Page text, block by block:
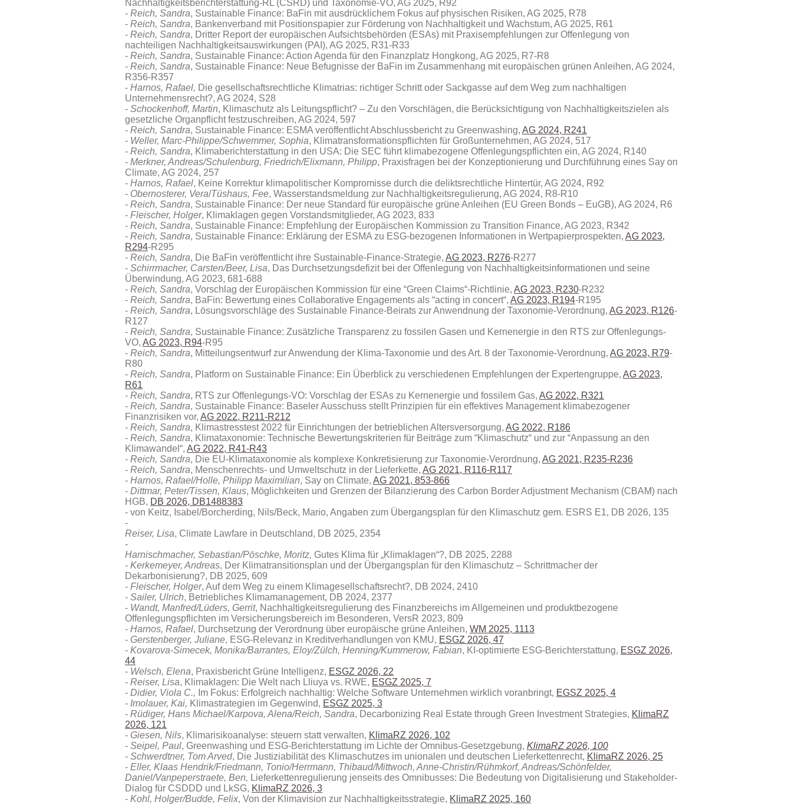
Nachhaltigkeitsberichterstattung-RL (CSRD) und Taxonomie-VO, AG 2025, R92
Reich, Sandra, Sustainable Finance: BaFin mit ausdrücklichem Fokus auf physischen Risiken, AG 2025, R78
Reich, Sandra, Bankenverband mit Positionspapier zur Förderung von Nachhaltigkeit und Wachstum, AG 2025, R61
Reich, Sandra, Dritter Report der europäischen Aufsichtsbehörden (ESAs) mit Praxisempfehlungen zur Offenlegung von
nachteiligen Nachhaltigkeitsauswirkungen (PAI), AG 2025, R31-R33
Reich, Sandra, Sustainable Finance: Action Agenda für den Finanzplatz Hongkong, AG 2025, R7-R8
Reich, Sandra, Sustainable Finance: Neue Befugnisse der BaFin im Zusammenhang mit europäischen grünen Anleihen, AG 2024,
R356-R357
Harnos, Rafael, Die gesellschaftsrechtliche Klimatrias: richtiger Schritt oder Sackgasse auf dem Weg zum nachhaltigen
Unternehmensrecht?, AG 2024, S28
Schockenhoff, Martin, Klimaschutz als Leitungspflicht? – Zu den Vorschlägen, die Berücksichtigung von Nachhaltigkeitszielen als
gesetzliche Organpflicht festzuschreiben, AG 2024, 597
Reich, Sandra, Sustainable Finance: ESMA veröffentlicht Abschlussbericht zu Greenwashing, AG 2024, R241
Weller, Marc-Philippe/Schwemmer, Sophia, Klimatransformationspflichten für Großunternehmen, AG 2024, 517
Reich, Sandra, Klimaberichterstattung in den USA: Die SEC führt klimabezogene Offenlegungspflichten ein, AG 2024, R140
Merkner, Andreas/Schulenburg, Friedrich/Elixmann, Philipp, Praxisfragen bei der Konzeptionierung und Durchführung eines Say on
Climate, AG 2024, 257
Harnos, Rafael, Keine Korrektur klimapolitischer Kompromisse durch die deliktsrechtliche Hintertür, AG 2024, R92
Obernosterer, Vera/Tüshaus, Fee, Wasserstandsmeldung zur Nachhaltigkeitsregulierung, AG 2024, R8-R10
Reich, Sandra, Sustainable Finance: Der neue Standard für europäische grüne Anleihen (EU Green Bonds – EuGB), AG 2024, R6
Fleischer, Holger, Klimaklagen gegen Vorstandsmitglieder, AG 2023, 833
Reich, Sandra, Sustainable Finance: Empfehlung der Europäischen Kommission zu Transition Finance, AG 2023, R342
Reich, Sandra, Sustainable Finance: Erklärung der ESMA zu ESG-bezogenen Informationen in Wertpapierprospekten, AG 2023,
R294-R295
Reich, Sandra, Die BaFin veröffentlicht ihre Sustainable-Finance-Strategie, AG 2023, R276-R277
Schirrmacher, Carsten/Beer, Lisa, Das Durchsetzungsdefizit bei der Offenlegung von Nachhaltigkeitsinformationen und seine
Überwindung, AG 2023, 681-688
Reich, Sandra, Vorschlag der Europäischen Kommission für eine “Green Claims“-Richtlinie, AG 2023, R230-R232
Reich, Sandra, BaFin: Bewertung eines Collaborative Engagements als “acting in concert“, AG 2023, R194-R195
Reich, Sandra, Lösungsvorschläge des Sustainable Finance-Beirats zur Anwendnung der Taxonomie-Verordnung, AG 2023, R126-
R127
Reich, Sandra, Sustainable Finance: Zusätzliche Transparenz zu fossilen Gasen und Kernenergie in den RTS zur Offenlegungs-
VO, AG 2023, R94-R95
Reich, Sandra, Mitteilungsentwurf zur Anwendung der Klima-Taxonomie und des Art. 8 der Taxonomie-Verordnung, AG 2023, R79-
R80
Reich, Sandra, Platform on Sustainable Finance: Ein Überblick zu verschiedenen Empfehlungen der Expertengruppe, AG 2023,
R61
Reich, Sandra, RTS zur Offenlegungs-VO: Vorschlag der ESAs zu Kernenergie und fossilem Gas, AG 2022, R321
Reich, Sandra, Sustainable Finance: Baseler Ausschuss stellt Prinzipien für ein effektives Management klimabezogener
Finanzrisiken vor, AG 2022, R211-R212
Reich, Sandra, Klimastresstest 2022 für Einrichtungen der betrieblichen Altersversorgung, AG 2022, R186
Reich, Sandra, Klimataxonomie: Technische Bewertungskriterien für Beiträge zum “Klimaschutz“ und zur “Anpassung an den
Klimawandel“, AG 2022, R41-R43
Reich, Sandra, Die EU-Klimataxonomie als komplexe Konkretisierung zur Taxonomie-Verordnung, AG 2021, R235-R236
Reich, Sandra, Menschenrechts- und Umweltschutz in der Lieferkette, AG 2021, R116-R117
Harnos, Rafael/Holle, Philipp Maximilian, Say on Climate, AG 2021, 853-866
Dittmar, Peter/Tissen, Klaus, Möglichkeiten und Grenzen der Bilanzierung des Carbon Border Adjustment Mechanism (CBAM) nach
HGB, DB 2026, DB1488383
von Keitz, Isabel/Borcherding, Nils/Beck, Mario, Angaben zum Übergangsplan für den Klimaschutz gem. ESRS E1, DB 2026, 135
Reiser, Lisa, Climate Lawfare in Deutschland, DB 2025, 2354
Harnischmacher, Sebastian/Pöschke, Moritz, Gutes Klima für „Klimaklagen“?, DB 2025, 2288
Kerkemeyer, Andreas, Der Klimatransitionsplan und der Übergangsplan für den Klimaschutz – Schrittmacher der
Dekarbonisierung?, DB 2025, 609
Fleischer, Holger, Auf dem Weg zu einem Klimagesellschaftsrecht?, DB 2024, 2410
Sailer, Ulrich, Betriebliches Klimamanagement, DB 2024, 2377
Wandt, Manfred/Lüders, Gerrit, Nachhaltigkeitsregulierung des Finanzbereichs im Allgemeinen und produktbezogene
Offenlegungspflichten im Versicherungsbereich im Besonderen, VersR 2023, 809
Harnos, Rafael, Durchsetzung der Verordnung über europäische grüne Anleihen, WM 2025, 1113
Gerstenberger, Juliane, ESG-Relevanz in Kreditverhandlungen von KMU, ESGZ 2026, 47
Kovarova-Simecek, Monika/Barrantes, Eloy/Zülch, Henning/Kummerow, Fabian, KI-optimierte ESG-Berichterstattung, ESGZ 2026,
44
Welsch, Elena, Praxisbericht Grüne Intelligenz, ESGZ 2026, 22
Reiser, Lisa, Klimaklagen: Die Welt nach Lliuya vs. RWE, ESGZ 2025, 7
Didier, Viola C., Im Fokus: Erfolgreich nachhaltig: Welche Software Unternehmen wirklich voranbringt, EGSZ 2025, 4
Imolauer, Kai, Klimastrategien im Gegenwind, ESGZ 2025, 3
Rüdiger, Hans Michael/Karpova, Alena/Reich, Sandra, Decarbonizing Real Estate through Green Investment Strategies, KlimaRZ
2026, 121
Giesen, Nils, Klimarisikoanalyse: steuern statt verwalten, KlimaRZ 2026, 102
Seipel, Paul, Greenwashing und ESG-Berichterstattung im Lichte der Omnibus-Gesetzgebung, KlimaRZ 2026, 100
Schwerdtner, Tom Arved, Die Justiziabilität des Klimaschutzes im unionalen und deutschen Lieferkettenrecht, KlimaRZ 2026, 25
Eller, Klaas Hendrik/Friedmann, Tonio/Herrmann, Thibaud/Mittwoch, Anne-Christin/Rühmkorf, Andreas/Schönfelder,
Daniel/Vanpeperstraete, Ben, Lieferkettenregulierung jenseits des Omnibusses: Die Bedeutung von Digitalisierung und Stakeholder-
Dialog für CSDDD und LkSG, KlimaRZ 2026, 3
Kohl, Holger/Budde, Felix, Von der Klimavision zur Nachhaltigkeitsstrategie, KlimaRZ 2025, 160